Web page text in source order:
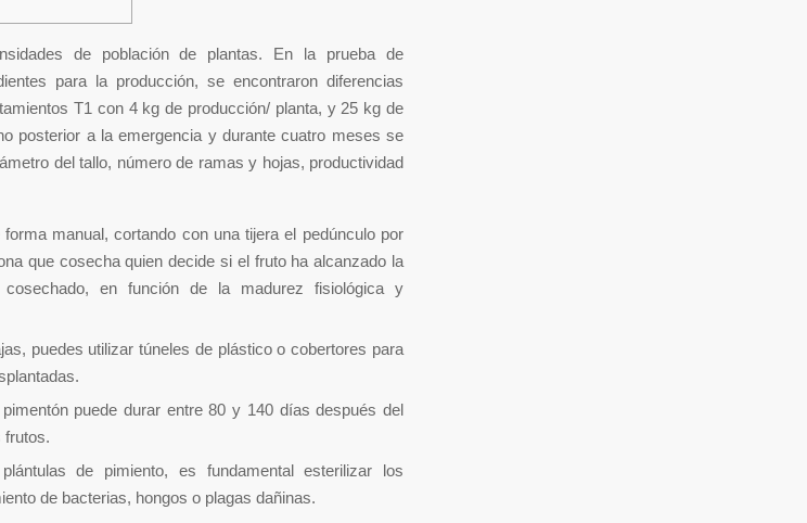
de población de plantas. En la prueba de
para la producción, se encontraron diferencias
T1 con 4 kg de producción/ planta, y 25 kg de
posterior a la emergencia y durante cuatro meses se
del tallo, número de ramas y hojas, productividad
manual, cortando con una tijera el pedúnculo por
que cosecha quien decide si el fruto ha alcanzado la
en función de la madurez fisiológica y
puedes utilizar túneles de plástico o cobertores para
puede durar entre 80 y 140 días después del
frutos.
de pimiento, es fundamental esterilizar los
de bacterias, hongos o plagas dañinas.